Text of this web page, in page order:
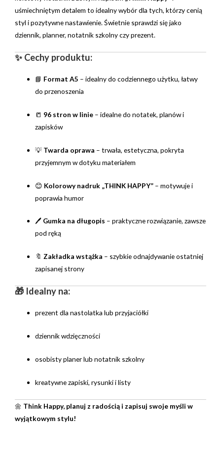
uśmiechniętym detalem to idealny wybór dla tych, którzy cenią
styl i pozytywne nastawienie. Świetnie sprawdzi się jako
dziennik, planner, notatnik szkolny czy prezent.
✨ Cechy produktu:
📘 Format A5 – idealny do codziennego użytku, łatwy
do przenoszenia
📒 96 stron w linie – idealne do notatek, planów i
zapisków
💡 Twarda oprawa – trwała, estetyczna, pokryta
przyjemnym w dotyku materiałem
😊 Kolorowy nadruk „THINK HAPPY” – motywuje i
poprawia humor
🖊️ Gumka na długopis – praktyczne rozwiązanie, zawsze
pod ręką
🔖 Zakładka wstążka – szybkie odnajdywanie ostatniej
zapisanej strony
🎁 Idealny na:
prezent dla nastolatka lub przyjaciółki
dziennik wdzięczności
osobisty planer lub notatnik szkolny
kreatywne zapiski, rysunki i listy
🌼 Think Happy, planuj z radością i zapisuj swoje myśli w
wyjątkowym stylu!